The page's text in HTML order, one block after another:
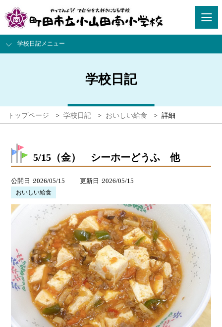
学校日記メニュー
学校日記
トップページ > 学校日記 > おいしい給食 > 詳細
5/15（金） シーホーどうふ 他
公開日 2026/05/15 更新日 2026/05/15
おいしい給食